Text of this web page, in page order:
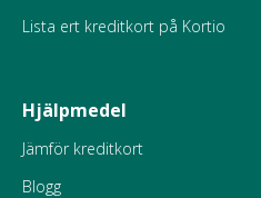
Lista ert kreditkort på Kortio
Hjälpmedel
Jämför kreditkort
Blogg